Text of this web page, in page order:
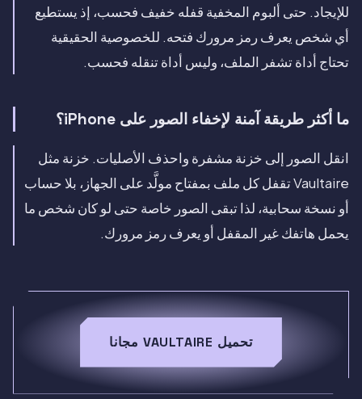
للإيجاد. حتى ألبوم المخفية قفله خفيف فحسب، إذ يستطيع
أي شخص يعرف رمز مرورك فتحه. للخصوصية الحقيقية
تحتاج أداة تشفر الملف، وليس أداة تنقله فحسب.
ما أكثر طريقة آمنة لإخفاء الصور على iPhone؟
انقل الصور إلى خزنة مشفرة واحذف الأصليات. خزنة مثل
Vaultaire تقفل كل ملف بمفتاح مولَّد على الجهاز، بلا حساب
أو نسخة سحابية، لذا تبقى الصور خاصة حتى لو كان شخص ما
يحمل هاتفك غير المقفل أو يعرف رمز مرورك.
تحميل VAULTAIRE مجانا